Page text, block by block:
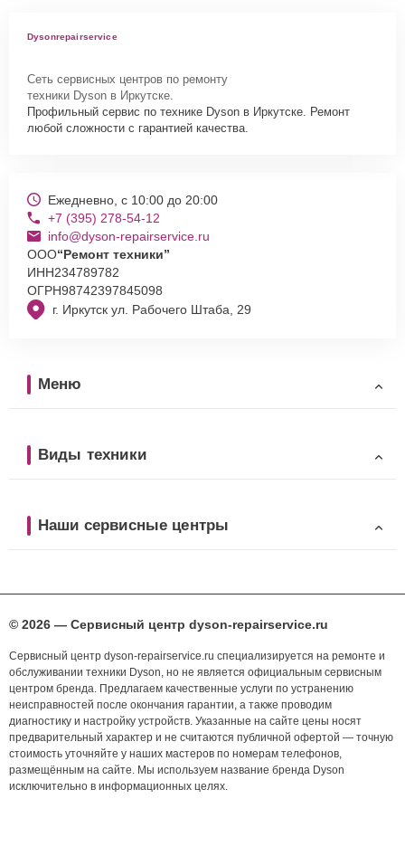
Dysonrepairservice
Сеть сервисных центров по ремонту
техники Dyson в Иркутске.
Профильный сервис по технике Dyson в Иркутске. Ремонт
любой сложности с гарантией качества.
г. Иркутск ул. Рабочего Штаба, 29
Ежедневно, с 10:00 до 20:00
+7 (395) 278-54-12
info@dyson-repairservice.ru
ООО“Ремонт техники”
ИНН234789782
ОГРН98742397845098
Меню
Виды техники
Наши сервисные центры
© 2026 — Сервисный центр dyson-repairservice.ru
Сервисный центр dyson-repairservice.ru специализируется на ремонте и
обслуживании техники Dyson, но не является официальным сервисным
центром бренда. Предлагаем качественные услуги по устранению
неисправностей после окончания гарантии, а также проводим
диагностику и настройку устройств. Указанные на сайте цены носят
предварительный характер и не считаются публичной офертой — точную
стоимость уточняйте у наших мастеров по номерам телефонов,
размещённым на сайте. Мы используем название бренда Dyson
исключительно в информационных целях.